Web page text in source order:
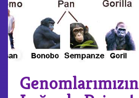
Genomlarımızın